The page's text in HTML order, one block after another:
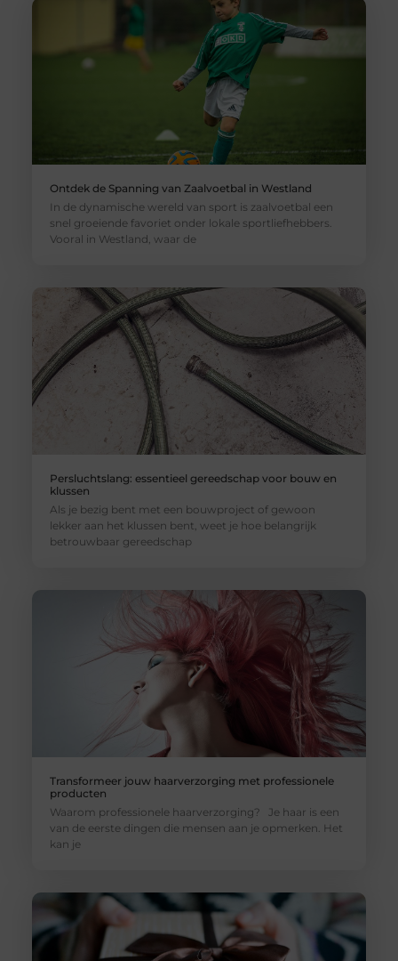
Ontdek de Spanning van Zaalvoetbal in Westland
In de dynamische wereld van sport is zaalvoetbal een
snel groeiende favoriet onder lokale sportliefhebbers.
Vooral in Westland, waar de
Persluchtslang: essentieel gereedschap voor bouw en
klussen
Als je bezig bent met een bouwproject of gewoon
lekker aan het klussen bent, weet je hoe belangrijk
betrouwbaar gereedschap
Transformeer jouw haarverzorging met professionele
producten
Waarom professionele haarverzorging? Je haar is een
van de eerste dingen die mensen aan je opmerken. Het
kan je